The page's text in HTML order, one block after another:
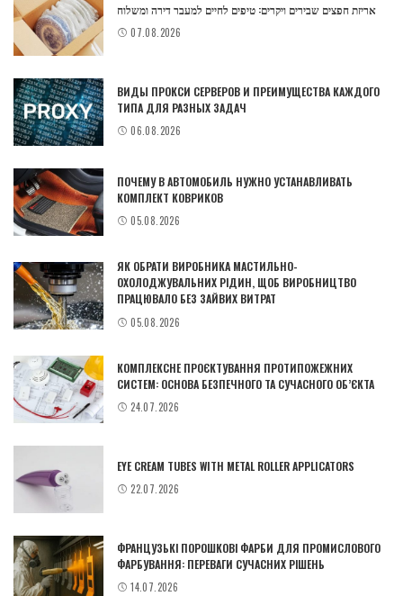
אריזת חפצים שבירים ויקרים: טיפים לחיים למעבר דירה ומשלוח
07.08.2026
ВИДЫ ПРОКСИ СЕРВЕРОВ И ПРЕИМУЩЕСТВА КАЖДОГО
ТИПА ДЛЯ РАЗНЫХ ЗАДАЧ
06.08.2026
ПОЧЕМУ В АВТОМОБИЛЬ НУЖНО УСТАНАВЛИВАТЬ
КОМПЛЕКТ КОВРИКОВ
05.08.2026
ЯК ОБРАТИ ВИРОБНИКА МАСТИЛЬНО-
ОХОЛОДЖУВАЛЬНИХ РІДИН, ЩОБ ВИРОБНИЦТВО
ПРАЦЮВАЛО БЕЗ ЗАЙВИХ ВИТРАТ
05.08.2026
КОМПЛЕКСНЕ ПРОЄКТУВАННЯ ПРОТИПОЖЕЖНИХ
СИСТЕМ: ОСНОВА БЕЗПЕЧНОГО ТА СУЧАСНОГО ОБ’ЄКТА
24.07.2026
EYE CREAM TUBES WITH METAL ROLLER APPLICATORS
22.07.2026
ФРАНЦУЗЬКІ ПОРОШКОВІ ФАРБИ ДЛЯ ПРОМИСЛОВОГО
ФАРБУВАННЯ: ПЕРЕВАГИ СУЧАСНИХ РІШЕНЬ
14.07.2026